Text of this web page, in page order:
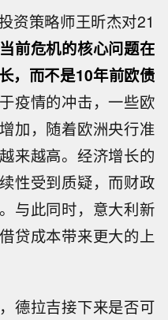
资策略师王昕杰对21
当前危机的核心问题在
，而不是10年前欧债
疫情的冲击，一些欧
加，随着欧洲央行准
来越高。经济增长的
性受到质疑，而财政
与此同时，意大利新
贷成本带来更大的上
德拉吉接下来是否可